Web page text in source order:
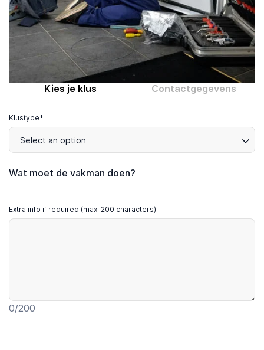
Over MrFix
Log in als vakman
Kies je klus Contactgegevens
Klustype*
Select an option
Wat moet de vakman doen?
Extra info if required (max. 200 characters)
0/200